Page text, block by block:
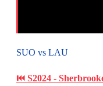
SUO vs LAU
⏮ S2024 -